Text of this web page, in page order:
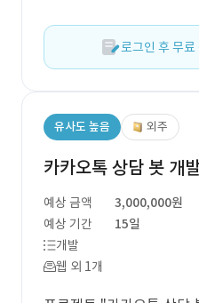
로그인 후 무료
유사도 높음 외주
카카오톡 상담 봇 개
예상 금액
3,000,000원
예상 기간
15일
개발
웹 외 1개